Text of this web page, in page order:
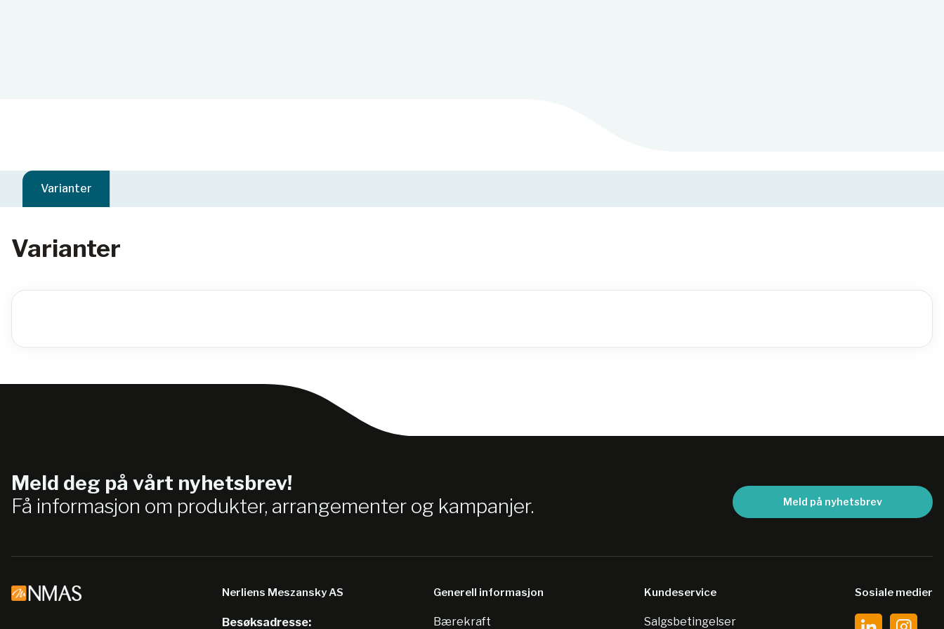
Varianter
Varianter
Meld deg på vårt nyhetsbrev!
Få informasjon om produkter, arrangementer og kampanjer.
Meld på nyhetsbrev
Nerliens Meszansky AS
Besøksadresse:
Generell informasjon
Bærekraft
Kundeservice
Salgsbetingelser
Sosiale medier